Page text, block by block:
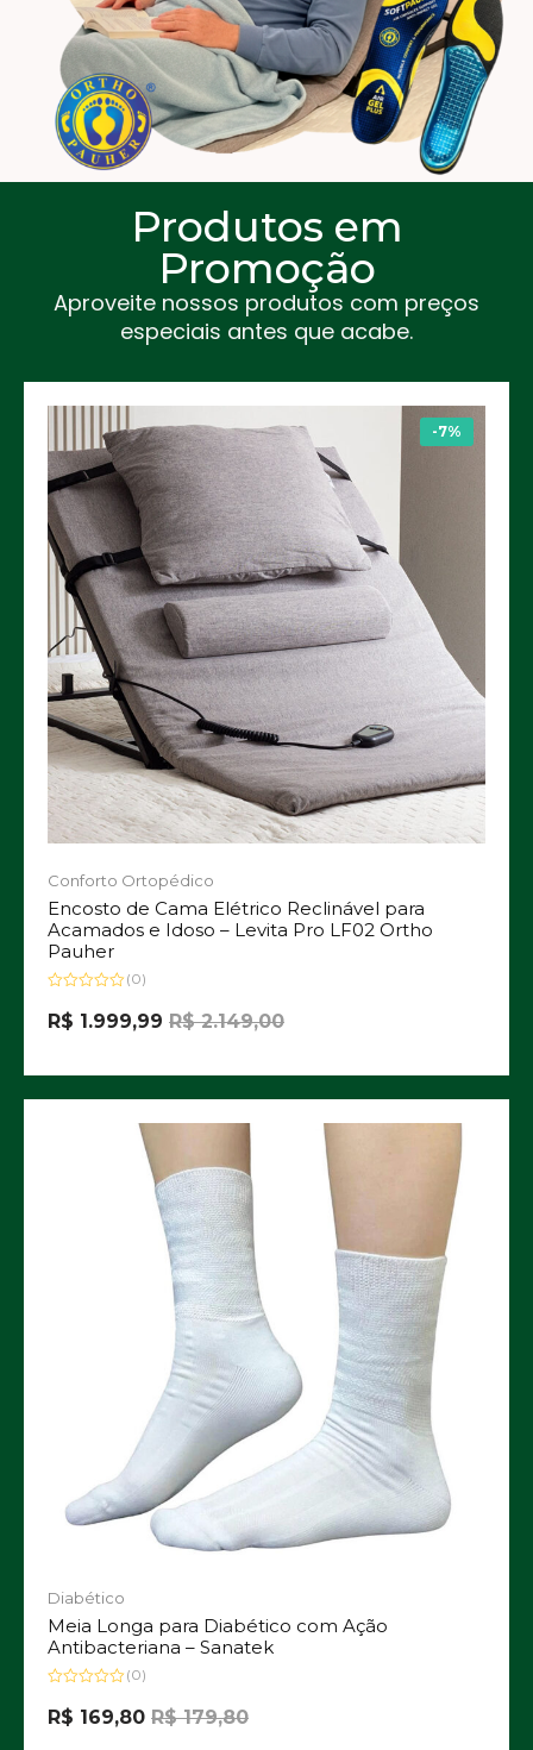
Produtos em
Promoção
Aproveite nossos produtos com preços
especiais antes que acabe.
-7%
Conforto Ortopédico
Encosto de Cama Elétrico Reclinável para
Acamados e Idoso – Levita Pro LF02 Ortho
Pauher
0
de
(0)
R$2.149,00
R$ 1.999,99
Diabético
Meia Longa para Diabético com Ação
Antibacteriana – Sanatek
0
de
(0)
R$179,80
R$ 169,80